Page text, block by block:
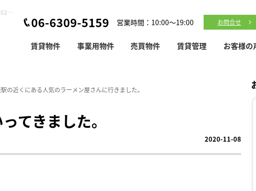
新大阪駅の近くにある人気のラーメン屋さんに行きました。【2020-11-08更新】
06-6309-5159 営業時間：10:00～19:00 お問合せ
賃貸物件 事業用物件 売買物件 賃貸管理 お客様の
の近くにある人気のラーメン屋さんに行きました。
てきました。
2020-11-08